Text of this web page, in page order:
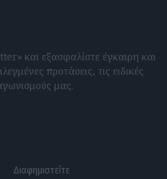
και εξασφαλίστε έγκαιρη και
προτάσεις, τις ειδικές
μας.
Διαφημιστείτε